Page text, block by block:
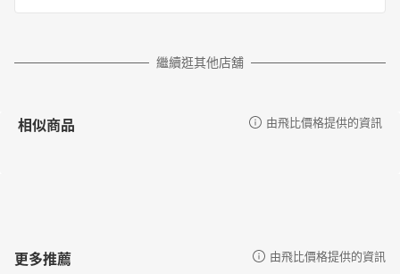
繼續逛其他店舖
相似商品 由飛比價格提供的資訊
更多推薦 由飛比價格提供的資訊